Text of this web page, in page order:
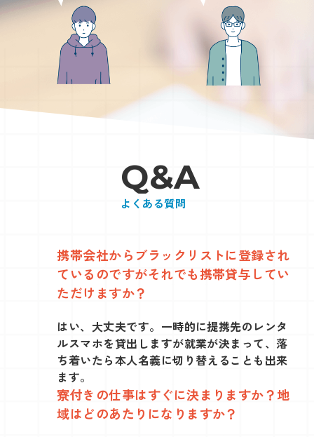
Q&A
よくある質問
携帯会社からブラックリストに登録され
ているのですがそれでも携帯貸与してい
ただけますか？
はい、大丈夫です。一時的に提携先のレンタ
ルスマホを貸出しますが就業が決まって、落
ち着いたら本人名義に切り替えることも出来
ます。
寮付きの仕事はすぐに決まりますか？地
域はどのあたりになりますか？